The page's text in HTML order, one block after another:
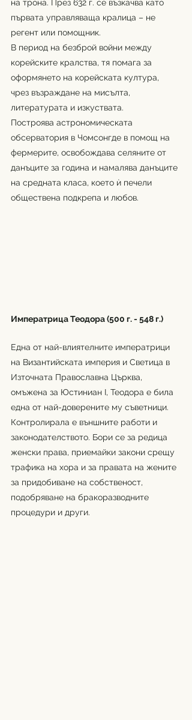
на трона. През 632 г. се възкачва като
първата управляваща кралица – не
регент или помощник.
В период на безброй войни между
корейските кралства, тя помага за
оформянето на корейската култура,
чрез възраждане на мисълта,
литературата и изкуствата.
Построява астрономическата
обсерватория в Чомсонгде в помощ на
фермерите, освобождава селяните от
данъците за година и намалява данъците
на средната класа, което ѝ печели
обществена подкрепа и любов.
Императрица Теодора (500 г. - 548 г.)
Една от най-влиятелните императрици
на Византийската империя и Светица в
Източната Православна Църква,
омъжена за Юстиниан I, Теодора е била
една от най-доверените му съветници.
Контролирала е външните работи и
законодателството. Бори се за редица
женски права, приемайки закони срещу
трафика на хора и за правата на жените
за придобиване на собственост,
подобряване на бракоразводните
процедури и други.